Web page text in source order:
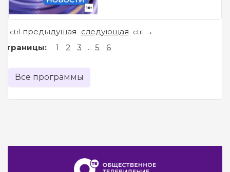
ctrl предыдущая следующая ctrl →
Страницы: 1 2 3 ... 5 6
Все программы